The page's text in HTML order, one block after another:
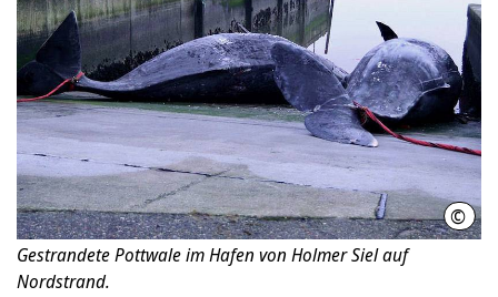
©
Gestrandete Pottwale im Hafen von Holmer Siel auf
Nordstrand.